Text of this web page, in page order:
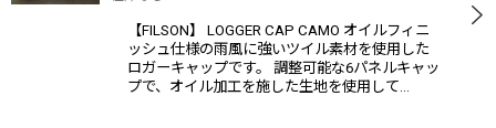
【FILSON】 LOGGER CAP CAMO オイルフィニ
ッシュ仕様の雨風に強いツイル素材を使用した
ロガーキャップです。 調整可能な6パネルキャッ
プで、オイル加工を施した生地を使用して…